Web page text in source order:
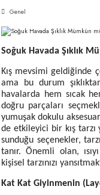
Genel
Soğuk Havada Şıklık
Kış mevsimi geldiğinde
ama bu durum
havalarda hem sıcak
doğru parçaları
yumuşak dokulu
de etkileyici bir kış tarzı
sunduğu seçenekler,
tanır. Önemli olan,
kişisel tarzınızı
Kat Kat Giyinmenin